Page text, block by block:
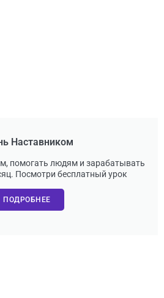
Наставником
помогать людям и зарабатывать
Посмотри бесплатный урок
ПОДРОБНЕЕ